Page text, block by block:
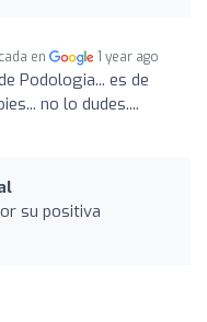
en 1 year ago
Podologia... es de
no lo dudes....
su positiva